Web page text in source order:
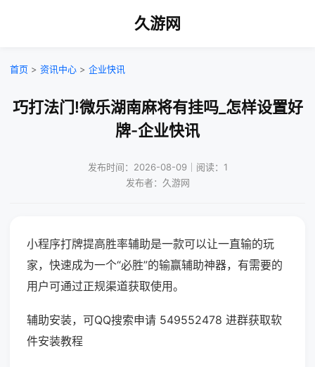
久游网
首页 > 资讯中心 > 企业快讯
巧打法门!微乐湖南麻将有挂吗_怎样设置好
牌-企业快讯
发布时间：2026-08-09｜阅读：1
发布者：久游网
小程序打牌提高胜率辅助是一款可以让一直输的玩
家，快速成为一个“必胜”的输赢辅助神器，有需要的
用户可通过正规渠道获取使用。
辅助安装，可QQ搜索申请 549552478 进群获取软
件安装教程